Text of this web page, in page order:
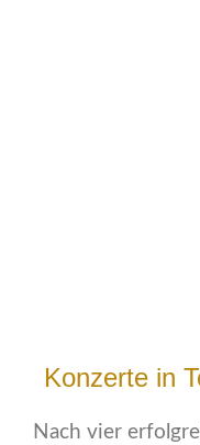
Konzerte in
Nach vier